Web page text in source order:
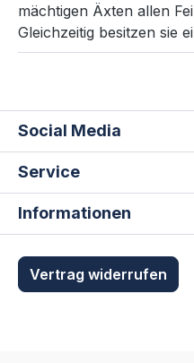
mächtigen Äxten allen
Gleichzeitig besitzen sie
Social Media
Service
Informationen
Vertrag widerrufen